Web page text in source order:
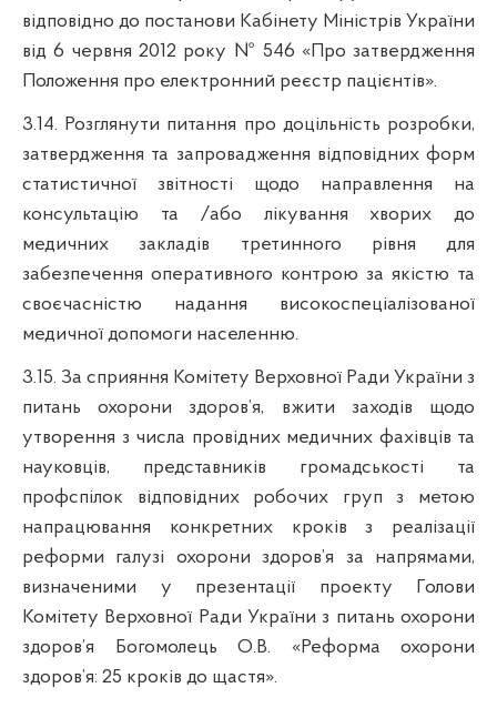
відповідно до постанови Кабінету Міністрів України
від 6 червня 2012 року № 546 «Про затвердження
Положення про електронний реєстр пацієнтів».
3.14. Розглянути питання про доцільність розробки,
затвердження та запровадження відповідних форм
статистичної звітності щодо направлення на
консультацію та /або лікування хворих до
медичних закладів третинного рівня для
забезпечення оперативного контрою за якістю та
своєчасністю надання високоспеціалізованої
медичної допомоги населенню.
3.15. За сприяння Комітету Верховної Ради України з
питань охорони здоров’я, вжити заходів щодо
утворення з числа провідних медичних фахівців та
науковців, представників громадськості та
профспілок відповідних робочих груп з метою
напрацювання конкретних кроків з реалізації
реформи галузі охорони здоров’я за напрямами,
визначеними у презентації проекту Голови
Комітету Верховної Ради України з питань охорони
здоров’я Богомолець О.В. «Реформа охорони
здоров’я: 25 кроків до щастя».